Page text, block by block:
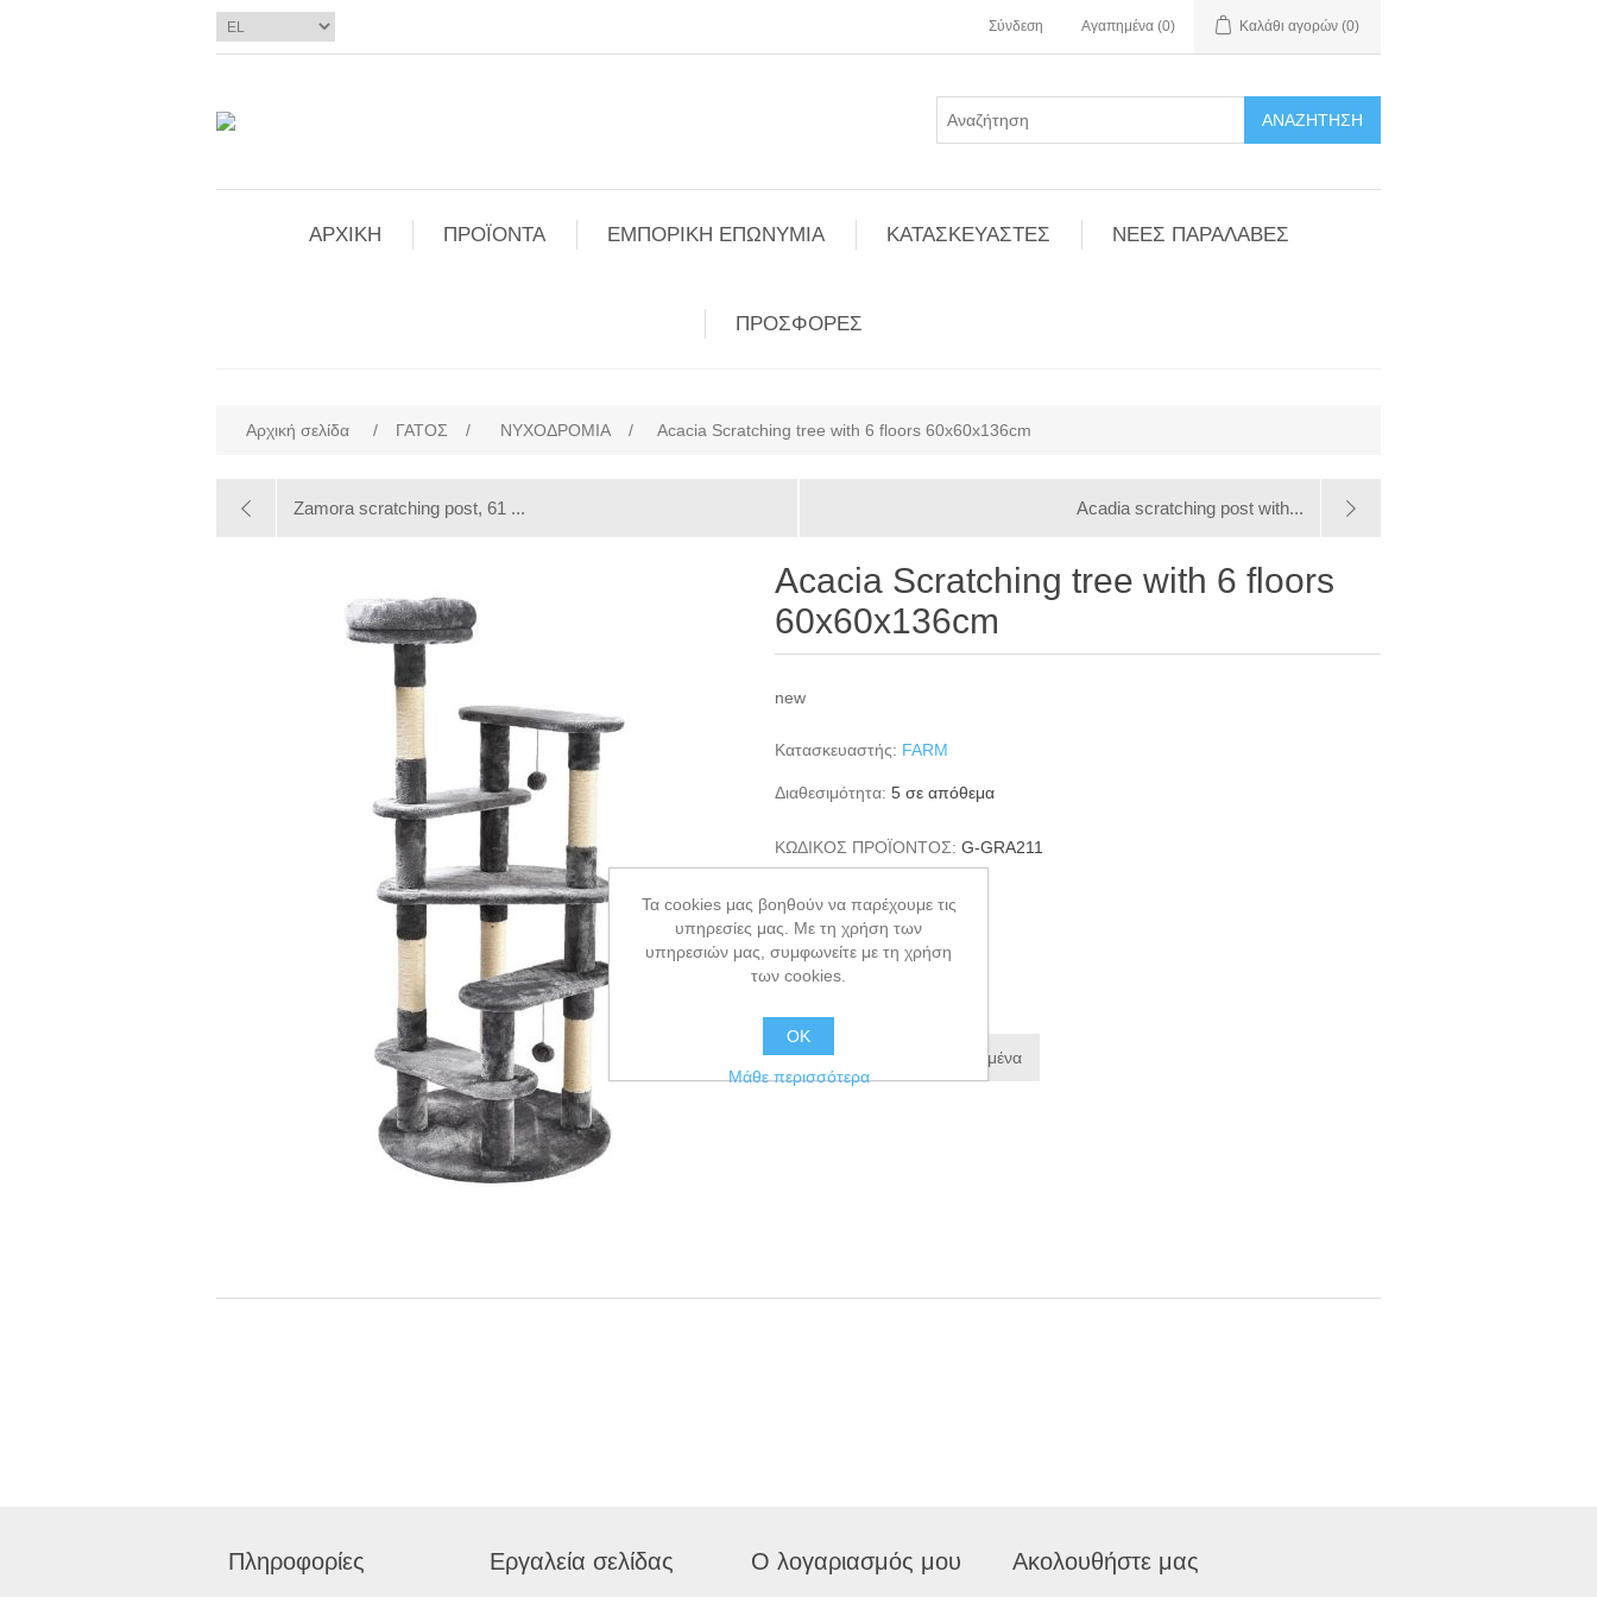
Σύνδεση Αγαπημένα (0) Καλάθι αγορών (0)
ΑΝΑΖΉΤΗΣΗ
ΑΡΧΙΚΗ ΠΡΟΪΟΝΤΑ ΕΜΠΟΡΙΚΗ ΕΠΩΝΥΜΙΑ ΚΑΤΑΣΚΕΥΑΣΤΕΣ ΝΕΕΣ ΠΑΡΑΛΑΒΕΣ
ΠΡΟΣΦΟΡΕΣ
Αρχική σελίδα / ΓΑΤΟΣ / ΝΥΧΟΔΡΟΜΙΑ / Acacia Scratching tree with 6 floors 60x60x136cm
Zamora scratching post, 61 ... Acadia scratching post with...
Acacia Scratching tree with 6 floors
60x60x136cm
new
Κατασκευαστής: FARM
Διαθεσιμότητα: 5 σε απόθεμα
ΚΩΔΙΚΟΣ ΠΡΟΪΟΝΤΟΣ: G-GRA211
€160,00
Προσθήκη στα αγαπημένα
Πληροφορίες Εργαλεία σελίδας Ο λογαριασμός μου Ακολουθήστε μας
Τα cookies μας βοηθούν να παρέχουμε τις
υπηρεσίες μας. Με τη χρήση των
υπηρεσιών μας, συμφωνείτε με τη χρήση
των cookies.
ΟΚ
Μάθε περισσότερα